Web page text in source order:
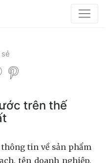
trên thế
tin về sản phẩm
tên doanh nghiệp,